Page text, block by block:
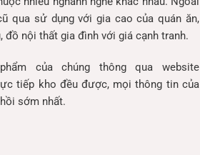
qua sử dụng với gia cao của quán ăn,
đồ nội thất gia đình với giá cạnh tranh.
của chúng thông qua website
tiếp kho đều được, mọi thông tin của
sớm nhất.